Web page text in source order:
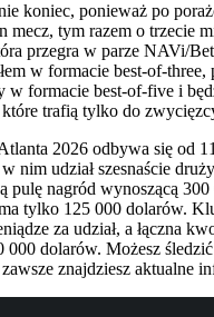
koniec, ponieważ po
mecz, tym razem o trzecie
przegra w parze NAVi/
w formacie best-of-three,
w formacie best-of-five i
trafią tylko do
2026 odbywa się od
nim udział szesnaście
pulę nagród wynoszącą
tylko 125 000 dolarów.
za udział, a łączna
dolarów. Możesz
znajdziesz aktualne